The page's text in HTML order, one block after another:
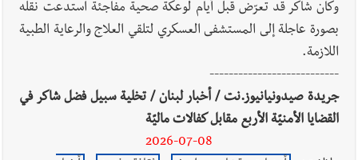
وكان شاكر قد تعرّض قبل أيام لوعكة صحية مفاجئة استدعت نقله
بصورة عاجلة إلى المستشفى العسكري لتلقي العلاج والرعاية الطبية
اللازمة.
---------------------------
جريدة صيدونيانيوز.نت / أخبار لبنان / تخلية سبيل فضل شاكر في
القضايا الأمنيّة الأربع مقابل كفالات ماليّة
2026-07-08